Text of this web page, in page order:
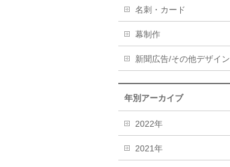
名刺・カード
幕制作
新聞広告/その他デザイン
年別アーカイブ
2022年
2021年